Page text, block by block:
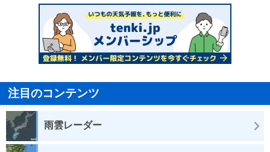
注目のコンテンツ
雨雲レーダー